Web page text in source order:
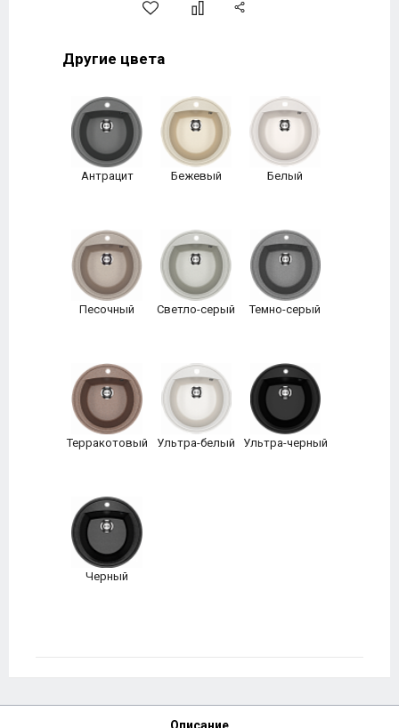
Другие цвета
Антрацит Бежевый Белый
Песочный Светло-серый Темно-серый
Терракотовый Ультра-белый Ультра-черный
Черный
Описание